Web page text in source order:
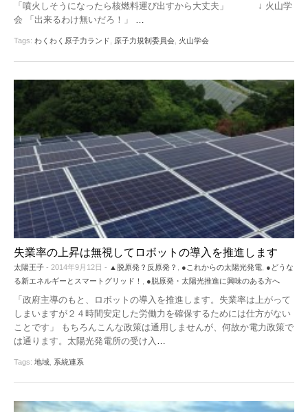
「噴火しそうになったら核燃料運び出すから大丈夫」 ↓ 火山学
会 「出来るわけ無いだろ！」 …
Tags: わくわく原子力ランド 原子力規制委員会 火山学会
失業率の上昇は無視してロボットの導入を推進します
太陽王子 - 2014年9月12日 - ▲脱原発？反原発？ ●これからの太陽光発電 ●どうな
る新エネルギーとスマートグリッド！
●脱原発・太陽光推進に興味のある方へ
「政府主導のもと、ロボットの導入を推進します。失業率は上がって
しまいますが２４時間安定した労働力を確保するためには仕方がない
ことです」 もちろんこんな政策は通用しませんが、何故か電力政策で
は通ります。太陽光発電所の受け入
Tags: 地域 系統連系